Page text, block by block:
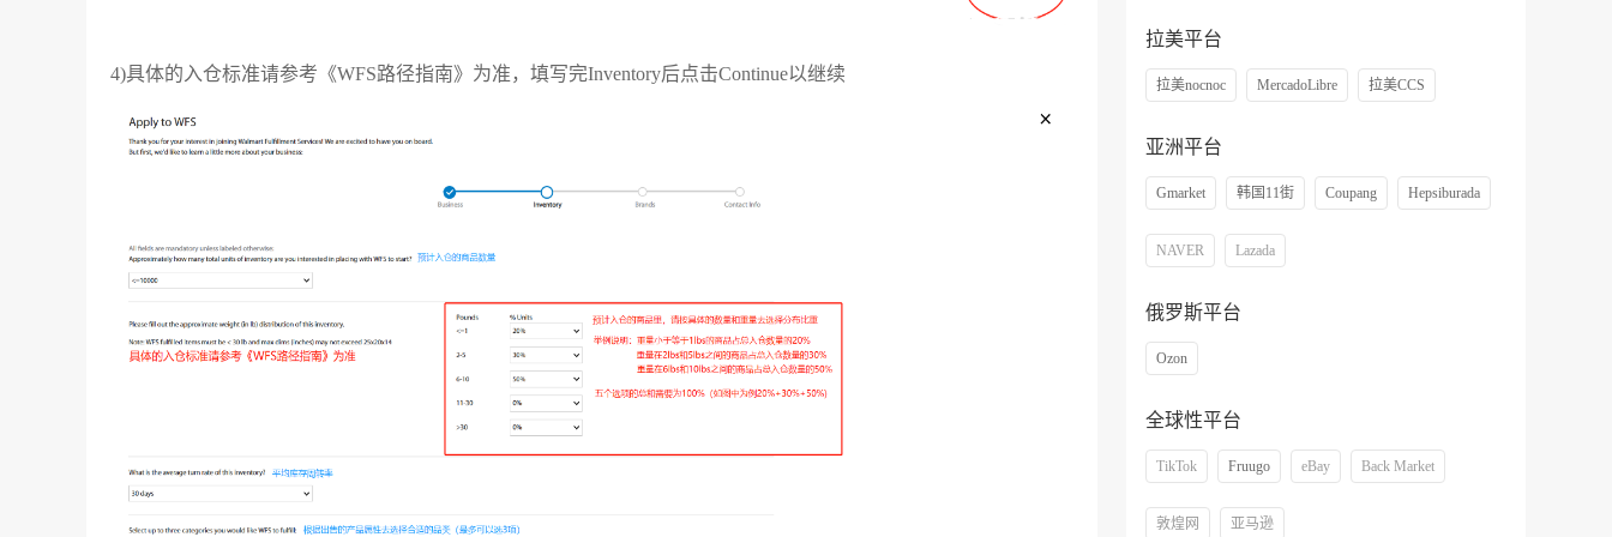
4)具体的入仓标准请参考《WFS路径指南》为准，填写完Inventory后点击Continue以继续
拉美平台
拉美nocnoc MercadoLibre 拉美CCS
亚洲平台
Gmarket 韩国11街 Coupang Hepsiburada
NAVER Lazada
俄罗斯平台
Ozon
全球性平台
TikTok Fruugo eBay Back Market
敦煌网 亚马逊